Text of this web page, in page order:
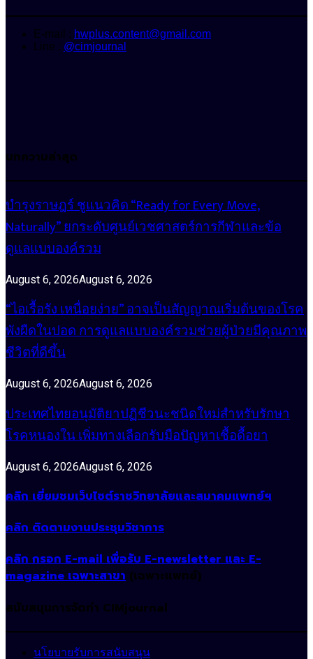
E-mail : hwplus.content@gmail.com
Line : @cimjournal
บทความล่าสุด
บำรุงราษฎร์ ชูแนวคิด “Ready for Every Move,
Naturally” ยกระดับศูนย์เวชศาสตร์การกีฬาและข้อ
ดูแลแบบองค์รวม
August 6, 2026August 6, 2026
“ไอเรื้อรัง เหนื่อยง่าย” อาจเป็นสัญญาณเริ่มต้นของโรค
พังผืดในปอด การดูแลแบบองค์รวมช่วยผู้ป่วยมีคุณภาพ
ชีวิตที่ดีขึ้น
August 6, 2026August 6, 2026
ประเทศไทยอนุมัติยาปฏิชีวนะชนิดใหม่สำหรับรักษา
โรคหนองใน เพิ่มทางเลือกรับมือปัญหาเชื้อดื้อยา
August 6, 2026August 6, 2026
คลิก เยี่ยมชมเว็บไซต์ราชวิทยาลัยและสมาคมแพทย์ฯ
คลิก ติดตามงานประชุมวิชาการ
คลิก กรอก E-mail เพื่อรับ E-newsletter และ E-
magazine เฉพาะสาขา (เฉพาะแพทย์)
สนับสนุนการจัดทำ CIMjournal
นโยบายรับการสนับสนุน